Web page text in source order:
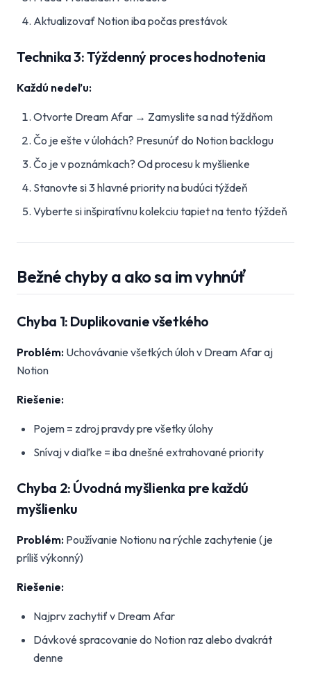
Aktualizovať Notion iba počas prestávok
Technika 3: Týždenný proces hodnotenia
Každú nedeľu:
Otvorte Dream Afar → Zamyslite sa nad týždňom
Čo je ešte v úlohách? Presunúť do Notion backlogu
Čo je v poznámkach? Od procesu k myšlienke
Stanovte si 3 hlavné priority na budúci týždeň
Vyberte si inšpiratívnu kolekciu tapiet na tento týždeň
Bežné chyby a ako sa im vyhnúť
Chyba 1: Duplikovanie všetkého
Problém: Uchovávanie všetkých úloh v Dream Afar aj
Notion
Riešenie:
Pojem = zdroj pravdy pre všetky úlohy
Snívaj v diaľke = iba dnešné extrahované priority
Chyba 2: Úvodná myšlienka pre každú
myšlienku
Problém: Používanie Notionu na rýchle zachytenie (je
príliš výkonný)
Riešenie:
Najprv zachytiť v Dream Afar
Dávkové spracovanie do Notion raz alebo dvakrát
denne